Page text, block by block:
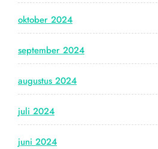
oktober 2024
september 2024
augustus 2024
juli 2024
juni 2024